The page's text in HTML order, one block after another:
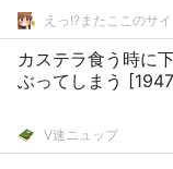
えっ!?またここのサ
カステラ食う時に
ぶってし
V速ニュップ